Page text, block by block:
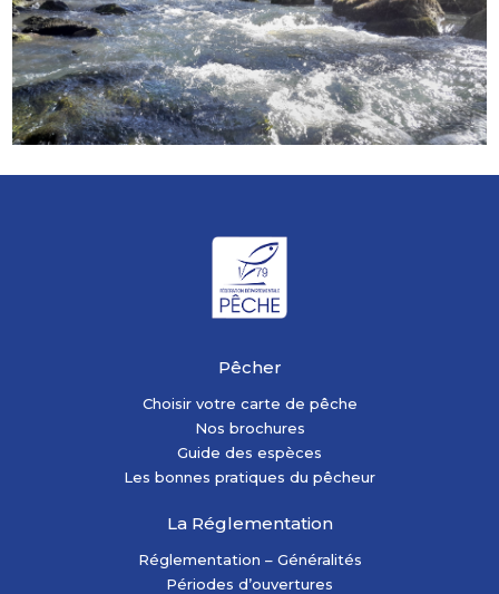
Pêcher
Choisir votre carte de pêche
Nos brochures
Guide des espèces
Les bonnes pratiques du pêcheur
La Réglementation
Réglementation – Généralités
Périodes d’ouvertures